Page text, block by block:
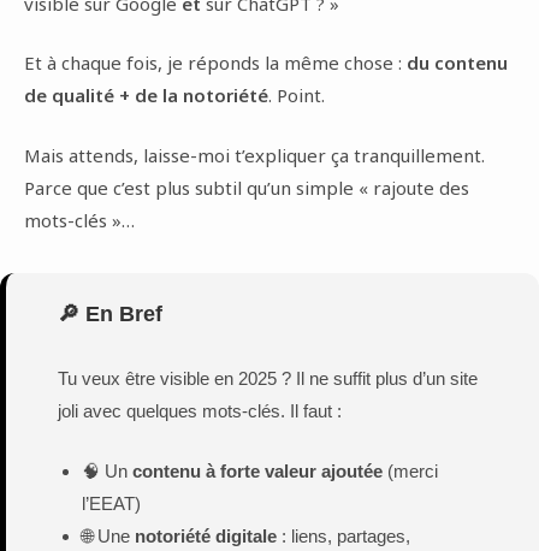
Et à chaque fois, je réponds la même chose : du contenu
de qualité + de la notoriété. Point.
Mais attends, laisse-moi t’expliquer ça tranquillement.
Parce que c’est plus subtil qu’un simple « rajoute des
mots-clés »…
🔎 En Bref
Tu veux être visible en 2025 ? Il ne suffit plus d’un site
joli avec quelques mots-clés. Il faut :
🧠 Un contenu à forte valeur ajoutée(merci
l’EEAT)
🌐 Une notoriété digitale: liens, partages,